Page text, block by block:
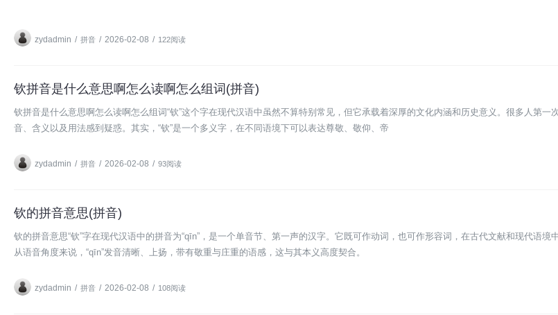
zydadmin / 拼音 / 2026-02-08 / 122阅读
钦拼音是什么意思啊怎么读啊怎么组词(拼音)
钦拼音是什么意思啊怎么读啊怎么组词“钦”这个字在现代汉语中虽然不算特别常见，但它承载着深厚的文化内涵和历史意义。很多人第一
音、含义以及用法感到疑惑。其实，“钦”是一个多义字，在不同语境下可以表达尊敬、敬仰、帝
zydadmin / 拼音 / 2026-02-08 / 93阅读
钦的拼音意思(拼音)
钦的拼音意思“钦”字在现代汉语中的拼音为“qīn”，是一个单音节、第一声的汉字。它既可作动词，也可作形容词，在古代文献和现代语境
从语音角度来说，“qīn”发音清晰、上扬，带有敬重与庄重的语感，这与其本义高度契合。
zydadmin / 拼音 / 2026-02-08 / 108阅读